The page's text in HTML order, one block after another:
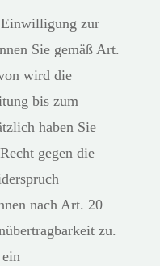
Einwilligung zur
Sie gemäß Art.
wird die
bis zum
haben Sie
gegen die
nach Art. 20
zu.